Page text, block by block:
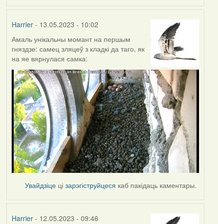
Harrier- 13.05.2023 - 10:02
Амаль унікальны момант на першым
гняздзе: самец зляцеў з кладкі да таго, як
на яе вярнулася самка:
Увайдзіце цізарэгіструйцеся каб пакідаць каментары.
Harrier- 12.05.2023 - 09:46